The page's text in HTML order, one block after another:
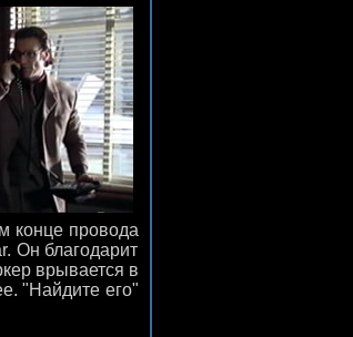
конце провода
Он благодарит
врывается в
"Найдите его"